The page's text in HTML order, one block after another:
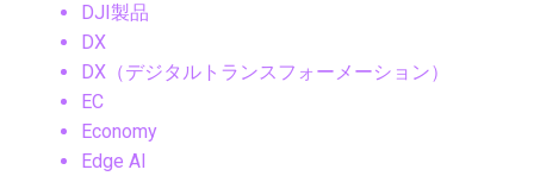
DJI製品
DX
DX（デジタルトランスフォーメーション）
EC
Economy
Edge AI